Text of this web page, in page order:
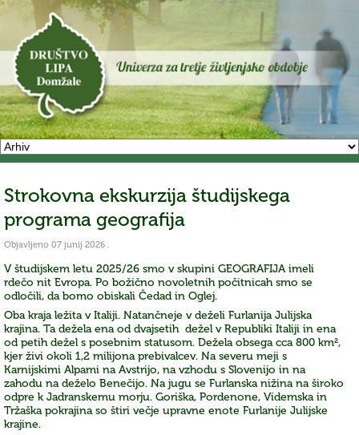
Strokovna ekskurzija študijskega
programa geografija
Objavljeno 07 junij 2026 .
V študijskem letu 2025/26 smo v skupini GEOGRAFIJA imeli
rdečo nit Evropa. Po božično novoletnih počitnicah smo se
odločili, da bomo obiskali Čedad in Oglej.
Oba kraja ležita v Italiji. Natančneje v deželi Furlanija Julijska
krajina. Ta dežela ena od dvajsetih dežel v Republiki Italiji in ena
od petih dežel s posebnim statusom. Dežela obsega cca 800 km²,
kjer živi okoli 1,2 milijona prebivalcev. Na severu meji s
Karnijskimi Alpami na Avstrijo, na vzhodu s Slovenijo in na
zahodu na deželo Benečijo. Na jugu se Furlanska nižina na široko
odpre k Jadranskemu morju. Goriška, Pordenone, Videmska in
Tržaška pokrajina so štiri večje upravne enote Furlanije Julijske
krajine.